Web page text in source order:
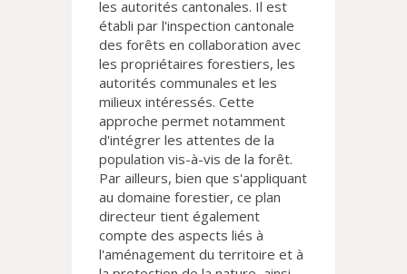
les autorités cantonales. Il est
établi par l'inspection cantonale
des forêts en collaboration avec
les propriétaires forestiers, les
autorités communales et les
milieux intéressés. Cette
approche permet notamment
d'intégrer les attentes de la
population vis-à-vis de la forêt.
Par ailleurs, bien que s'appliquant
au domaine forestier, ce plan
directeur tient également
compte des aspects liés à
l'aménagement du territoire et à